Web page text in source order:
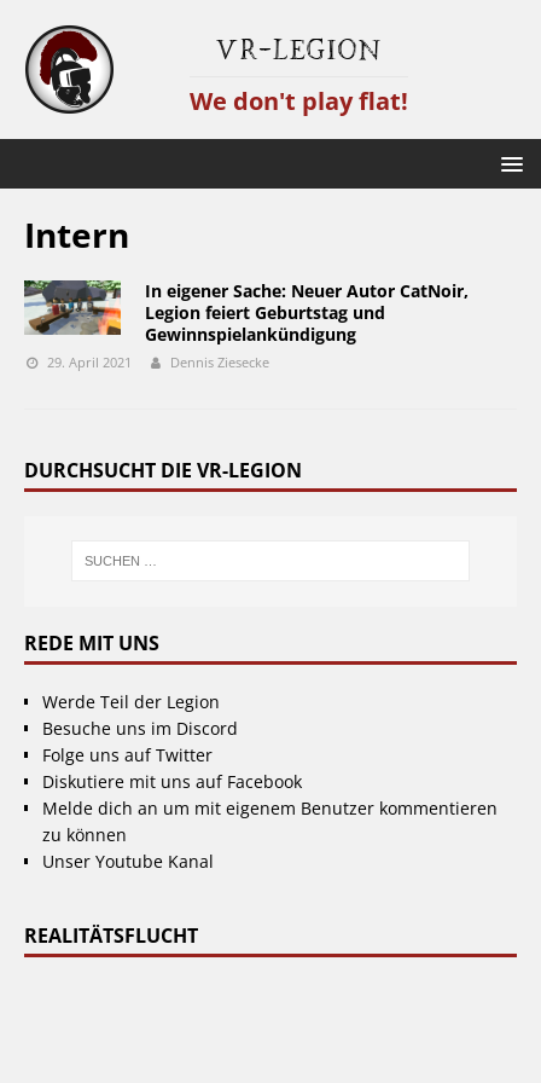
VR-Legion
We don't play flat!
Intern
In eigener Sache: Neuer Autor CatNoir,
Legion feiert Geburtstag und
Gewinnspielankündigung
29. April 2021 Dennis Ziesecke
DURCHSUCHT DIE VR-LEGION
REDE MIT UNS
Werde Teil der Legion
Besuche uns im Discord
Folge uns auf Twitter
Diskutiere mit uns auf Facebook
Melde dich an um mit eigenem Benutzer kommentieren
zu können
Unser Youtube Kanal
REALITÄTSFLUCHT